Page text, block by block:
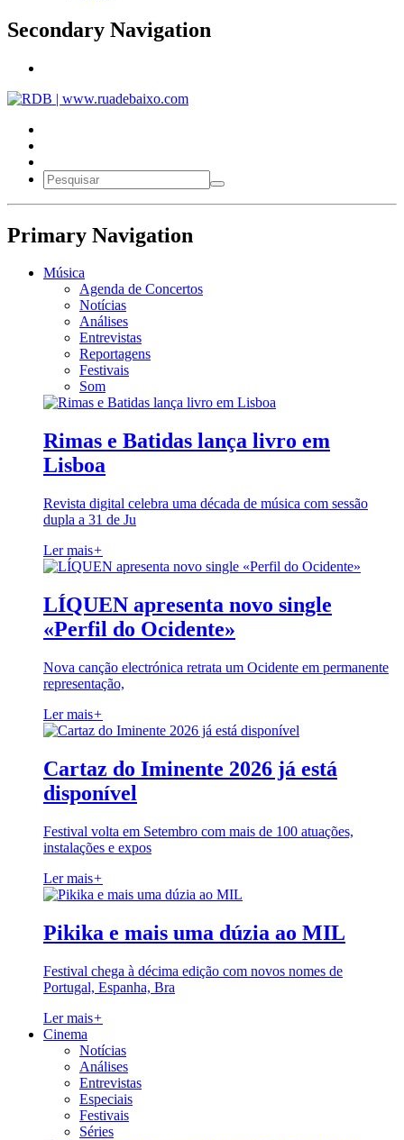
Secondary Navigation
Primary Navigation
Música
Agenda de Concertos
Notícias
Análises
Entrevistas
Reportagens
Festivais
Som
Rimas e Batidas lança livro em
Lisboa
Revista digital celebra uma década de música com sessão
dupla a 31 de Ju
Ler mais+
LÍQUEN apresenta novo single
«Perfil do Ocidente»
Nova canção electrónica retrata um Ocidente em permanente
representação,
Ler mais+
Cartaz do Iminente 2026 já está
disponível
Festival volta em Setembro com mais de 100 atuações,
instalações e expos
Ler mais+
Pikika e mais uma dúzia ao MIL
Festival chega à décima edição com novos nomes de
Portugal, Espanha, Bra
Ler mais+
Cinema
Notícias
Análises
Entrevistas
Especiais
Festivais
Séries